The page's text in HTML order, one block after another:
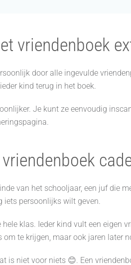
vriendenboek
door alle ingevulde
kind terug in het boek.
Je kunt ze eenvoudig
van het schooljaar, een juf die
iets persoonlijks wilt geven.
klas. Ieder kind vult een eigen
te krijgen, maar ook jaren later
is niet voor niets 😊. Een